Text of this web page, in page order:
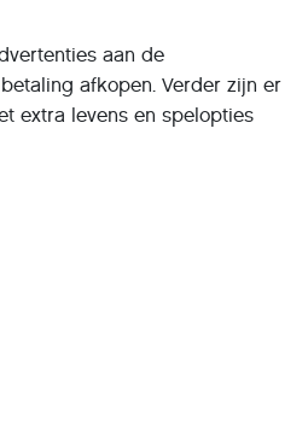
aan de
afkopen. Verder zijn er
extra levens en spelopties